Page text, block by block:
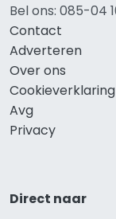
Bel ons: 085-04
Contact
Adverteren
Over ons
Cookieverklaring
Avg
Privacy
Direct naar